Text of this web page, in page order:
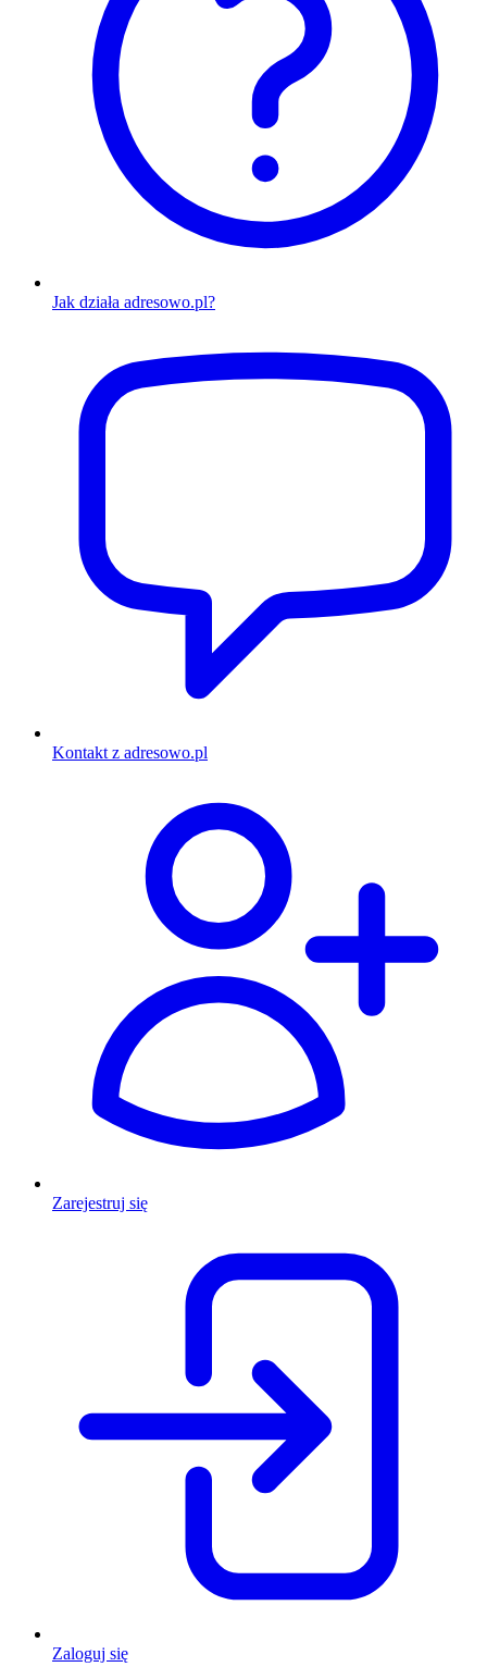
Jak działa adresowo.pl?
Kontakt z adresowo.pl
Zarejestruj się
Zaloguj się